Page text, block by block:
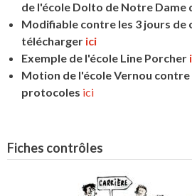
de l'école Dolto de Notre Dame
Modifiable contre les 3 jours de
télécharger ici
Exemple de l'école Line Porcher
Motion de l'école Vernou
protocoles ici
Fiches contrôles